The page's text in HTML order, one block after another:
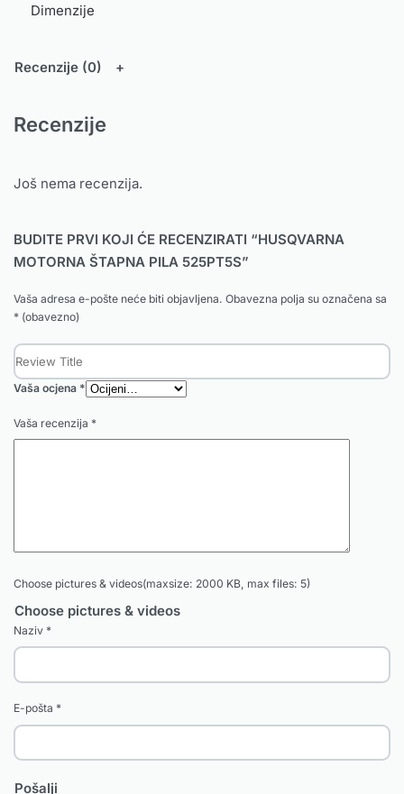
Dimenzije
Recenzije (0)
Recenzije
Još nema recenzija.
BUDITE PRVI KOJI ĆE RECENZIRATI “HUSQVARNA
MOTORNA ŠTAPNA PILA 525PT5S”
Vaša adresa e-pošte neće biti objavljena. Obavezna polja su označena sa
* (obavezno)
Vaša ocjena *
Vaša recenzija *
Choose pictures & videos(maxsize: 2000 KB, max files: 5)
Choose pictures & videos
Naziv *
E-pošta *